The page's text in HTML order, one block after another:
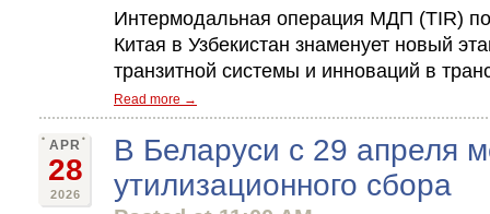
Интермодальная операция МДП (TIR) по
Китая в Узбекистан знаменует новый
транзитной системы и инноваций в
Read more →
APR
28
2026
В Беларуси с 29 апреля
утилизационного сбора